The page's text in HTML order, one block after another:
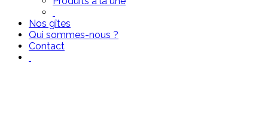
Nos gîtes
Qui sommes-nous ?
Contact